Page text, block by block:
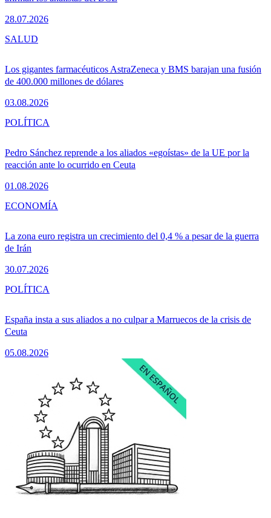
28.07.2026
Los gigantes farmacéuticos AstraZeneca y BMS barajan una fusión
de 400.000 millones de dólares
03.08.2026
SALUD
Pedro Sánchez reprende a los aliados «egoístas» de la UE por la
reacción ante lo ocurrido en Ceuta
01.08.2026
POLÍTICA
La zona euro registra un crecimiento del 0,4 % a pesar de la guerra
de Irán
30.07.2026
ECONOMÍA
España insta a sus aliados a no culpar a Marruecos de la crisis de
Ceuta
05.08.2026
POLÍTICA